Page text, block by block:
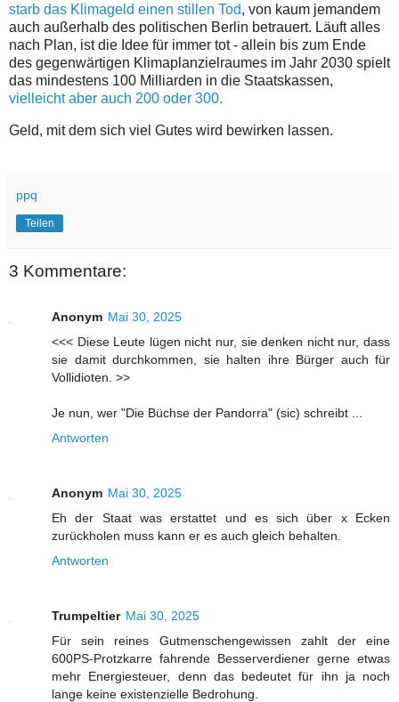
starb das Klimageld einen stillen Tod, von kaum jemandem
auch außerhalb des politischen Berlin betrauert. Läuft alles
nach Plan, ist die Idee für immer tot - allein bis zum Ende
des gegenwärtigen Klimaplanzielraumes im Jahr 2030 spielt
das mindestens 100 Milliarden in die Staatskassen,
vielleicht aber auch 200 oder 300.
Geld, mit dem sich viel Gutes wird bewirken lassen.
ppq
Teilen
3 Kommentare:
Anonym Mai 30, 2025
<<< Diese Leute lügen nicht nur, sie denken nicht nur, dass
sie damit durchkommen, sie halten ihre Bürger auch für
Vollidioten. >>
Je nun, wer "Die Büchse der Pandorra" (sic) schreibt ...
Antworten
Anonym Mai 30, 2025
Eh der Staat was erstattet und es sich über x Ecken
zurückholen muss kann er es auch gleich behalten.
Antworten
Trumpeltier Mai 30, 2025
Für sein reines Gutmenschengewissen zahlt der eine
600PS-Protzkarre fahrende Besserverdiener gerne etwas
mehr Energiesteuer, denn das bedeutet für ihn ja noch
lange keine existenzielle Bedrohung.